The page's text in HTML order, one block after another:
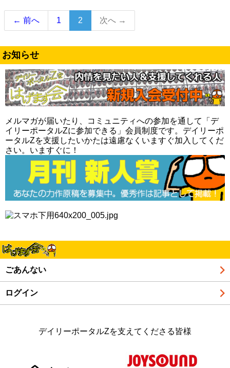
← 前へ 1 2
の
ジ）
次へ →
お知らせ
メルマガが届いたり、コミュニティへの参加を通して「デ
イリーポータルZに参加できる」会員制度です。デイリーポ
ータルZを支援したいかたは遠慮なくいますぐ加入してくだ
さい。いますぐに！
ごあんない
ログイン
デイリーポータルZを支えてくださる皆様